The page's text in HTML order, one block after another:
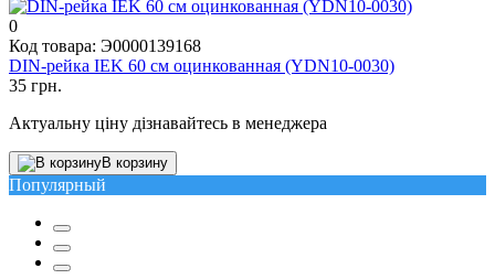
0
Код товара: Э0000139168
DIN-рейка IEK 60 см оцинкованная (YDN10-0030)
35 грн.
Актуальну ціну дізнавайтесь в менеджера
В корзину
Популярный